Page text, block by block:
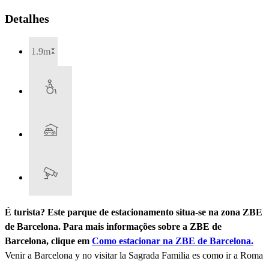
Detalhes
1.9m
É turista? Este parque de estacionamento situa-se na zona ZBE
de Barcelona. Para mais informações sobre a ZBE de
Barcelona, clique em Como estacionar na ZBE de Barcelona.
Venir a Barcelona y no visitar la Sagrada Familia es como ir a Roma